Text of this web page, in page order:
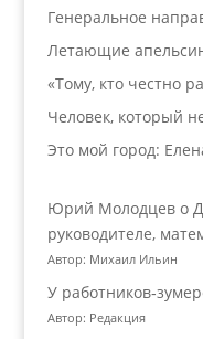
Генеральное
Летающие
«Тому, кто честно
Человек, который
Это мой город:
Юрий Молодцев о
руководителе,
Автор: Михаил Ильин
У
Автор: Редакция